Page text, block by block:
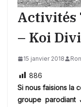
Activités
– Koi
15 janvier 2018
886
Si nous faisions la
groupe parodiant